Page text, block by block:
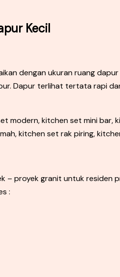
Kecil
dengan ukuran ruang
Dapur terlihat tertata rapi
modern, kitchen set mini bar,
kitchen set rak piring,
– proyek granit untuk residen
: